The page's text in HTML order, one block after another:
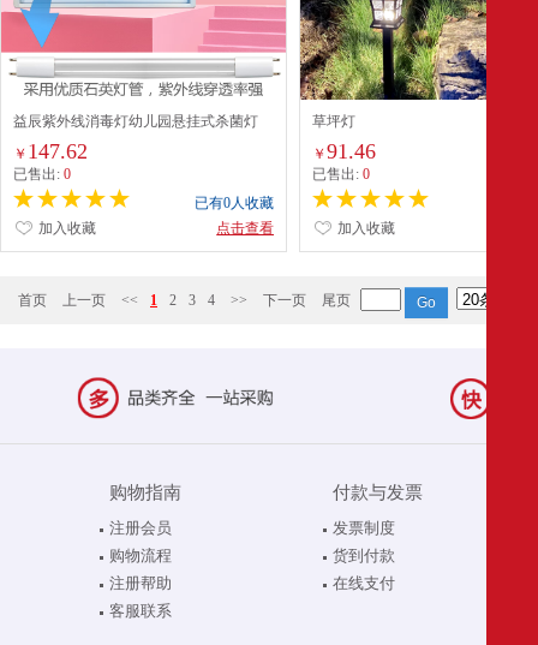
益辰紫外线消毒灯幼儿园悬挂式杀菌灯
￥ 147.62
已售出: 0
已有0人收藏
点击查看
加入收藏
草坪灯
￥91.46
已售出:0
加入收藏
首页 上一页 << 1 2 3 4 >> 下一页 尾页
购物指南
注册会员
购物流程
注册帮助
客服联系
付款与发票
发票制度
货到付款
在线支付